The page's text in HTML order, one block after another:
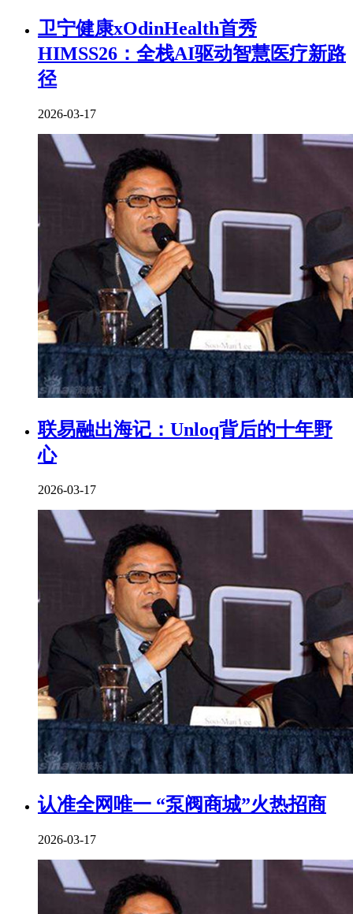
卫宁健康xOdinHealth首秀
HIMSS26：全栈AI驱动智慧医疗新路
径
2026-03-17
联易融出海记：Unloq背后的十年野
心
2026-03-17
认准全网唯一 “泵阀商城”火热招商
2026-03-17